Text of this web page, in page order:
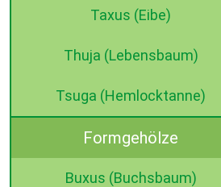
Taxus (Eibe)
Thuja (Lebensbaum)
Tsuga (Hemlocktanne)
Formgehölze
Buxus (Buchsbaum)